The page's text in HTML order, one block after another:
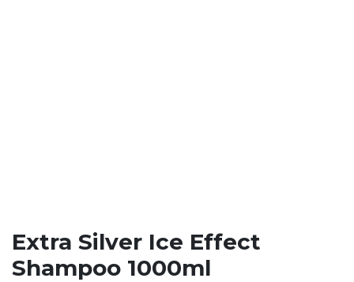
Extra Silver Ice Effect
Shampoo 1000ml